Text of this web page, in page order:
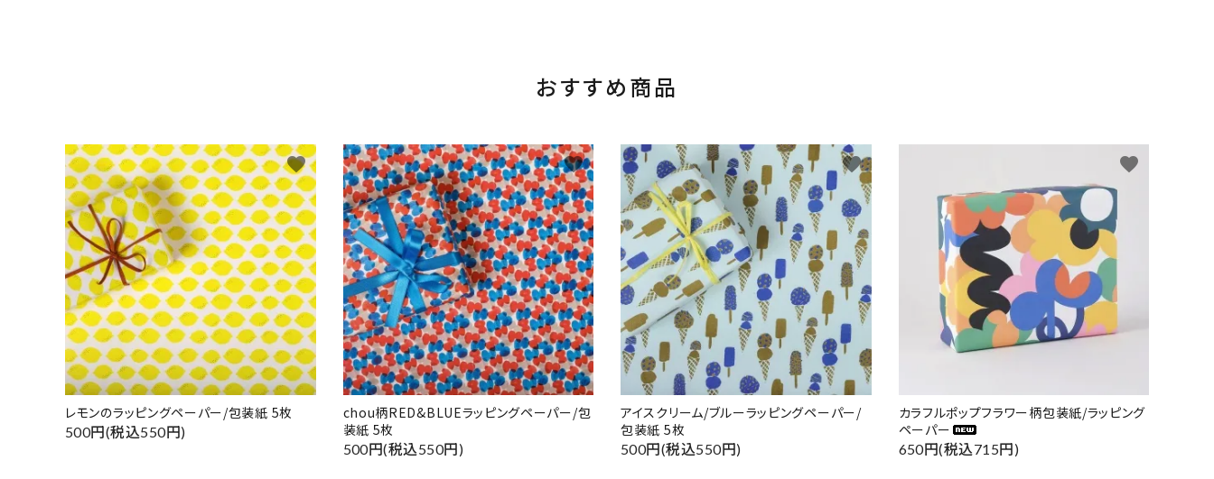
おすすめ商品
レモンのラッピングペーパー/包装紙 5枚
500円(税込550円)
favorite
chou柄RED&BLUEラッピングペーパー/包
装紙 5枚
500円(税込550円)
favorite
アイスクリーム/ブルーラッピングペーパー/
包装紙 5枚
500円(税込550円)
favorite
カラフルポップフラワー柄包装紙/ラッピング
ペーパー
650円(税込715円)
favorite